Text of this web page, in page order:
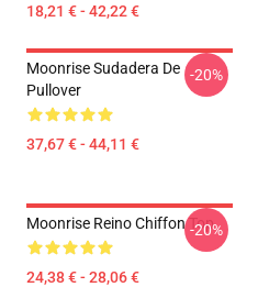
18,21 € - 42,22 €
Moonrise Sudadera De
Pullover
37,67 € - 44,11 €
-20%
Moonrise Reino Chiffon Top
24,38 € - 28,06 €
-20%